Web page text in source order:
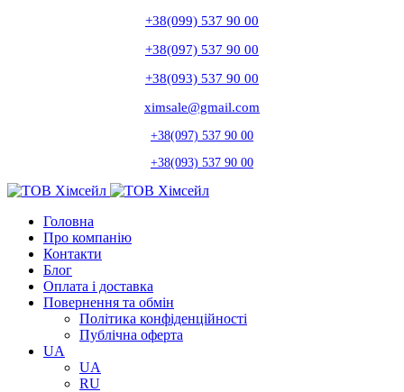
+38(099) 537 90 00
+38(097) 537 90 00
+38(093) 537 90 00
ximsale@gmail.com
+38(097) 537 90 00
+38(093) 537 90 00
Головна
Про компанію
Контакти
Блог
Оплата і доставка
Повернення та обмін
Політика конфіденційності
Публічна оферта
UA
UA
RU